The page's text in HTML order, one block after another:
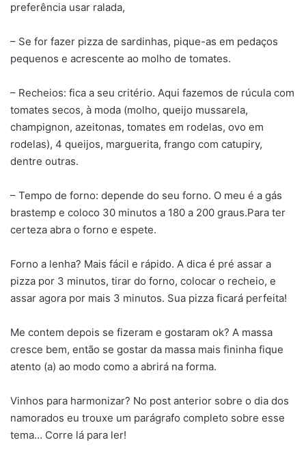
preferência usar ralada,
– Se for fazer pizza de sardinhas, pique-as em pedaços
pequenos e acrescente ao molho de tomates.
– Recheios: fica a seu critério. Aqui fazemos de rúcula com
tomates secos, à moda (molho, queijo mussarela,
champignon, azeitonas, tomates em rodelas, ovo em
rodelas), 4 queijos, marguerita, frango com catupiry,
dentre outras.
– Tempo de forno: depende do seu forno. O meu é a gás
brastemp e coloco 30 minutos a 180 a 200 graus.Para ter
certeza abra o forno e espete.
Forno a lenha? Mais fácil e rápido. A dica é pré assar a
pizza por 3 minutos, tirar do forno, colocar o recheio, e
assar agora por mais 3 minutos. Sua pizza ficará perfeita!
Me contem depois se fizeram e gostaram ok? A massa
cresce bem, então se gostar da massa mais fininha fique
atento (a) ao modo como a abrirá na forma.
Vinhos para harmonizar? No post anterior sobre o dia dos
namorados eu trouxe um parágrafo completo sobre esse
tema… Corre lá para ler!